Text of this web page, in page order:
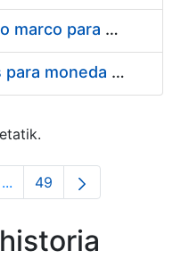
Contratación de acuerdo marco para el Suministro de Material de Electricidad para la Fábrica Nacional de Moneda y Timbre-Real Casa de la Moneda en su centro de trabajo de Burgos
Suministro de estuches para moneda de 30 €
...Intermediate Pages Use
Orrialdea
49